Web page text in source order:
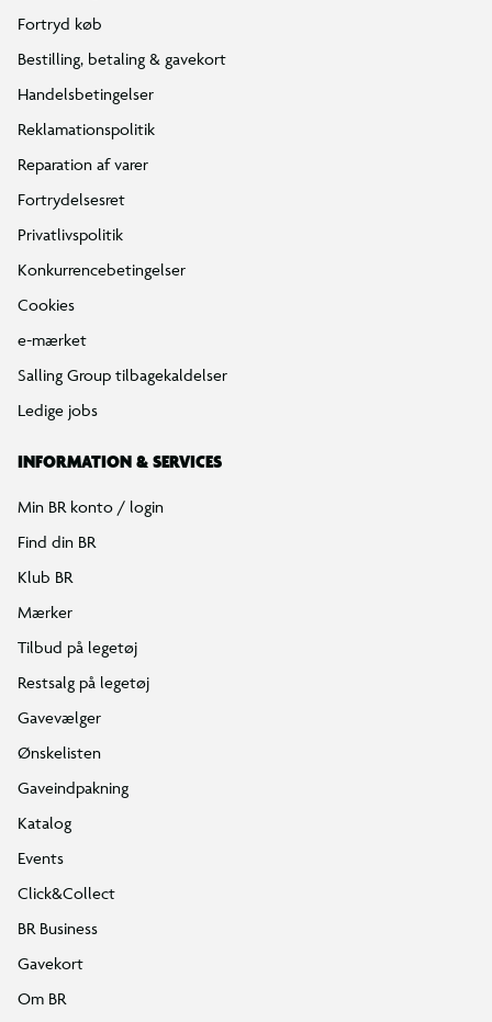
Fortryd køb
Bestilling, betaling & gavekort
Handelsbetingelser
Reklamationspolitik
Reparation af varer
Fortrydelsesret
Privatlivspolitik
Konkurrencebetingelser
Cookies
e-mærket
Salling Group tilbagekaldelser
Ledige jobs
INFORMATION & SERVICES
Min BR konto / login
Find din BR
Klub BR
Mærker
Tilbud på legetøj
Restsalg på legetøj
Gavevælger
Ønskelisten
Gaveindpakning
Katalog
Events
Click&Collect
BR Business
Gavekort
Om BR